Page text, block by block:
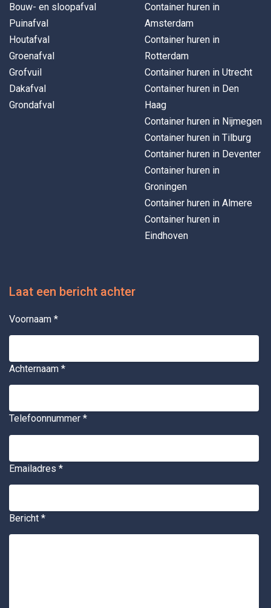
Bouw- en sloopafval
Puinafval
Houtafval
Groenafval
Grofvuil
Dakafval
Grondafval
Container huren in
Amsterdam
Container huren in
Rotterdam
Container huren in Utrecht
Container huren in Den
Haag
Container huren in Nijmegen
Container huren in Tilburg
Container huren in Deventer
Container huren in
Groningen
Container huren in Almere
Container huren in
Eindhoven
Laat een bericht achter
Voornaam *
Achternaam *
Telefoonnummer *
Emailadres *
Bericht *